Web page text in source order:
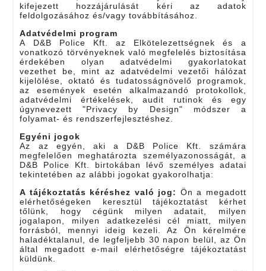
kifejezett hozzájárulását kéri az adatok
feldolgozásához és/vagy továbbításához.
Adatvédelmi program
A D&B Police Kft. az Elkötelezettségnek és a
vonatkozó törvényeknek való megfelelés biztosítása
érdekében olyan adatvédelmi gyakorlatokat
vezethet be, mint az adatvédelmi vezetői hálózat
kijelölése, oktató és tudatosságnövelő programok,
az események esetén alkalmazandó protokollok,
adatvédelmi értékelések, audit rutinok és egy
úgynevezett "Privacy by Design" módszer a
folyamat- és rendszerfejlesztéshez.
Egyéni jogok
Az az egyén, aki a D&B Police Kft. számára
megfelelően meghatározta személyazonosságát, a
D&B Police Kft. birtokában lévő személyes adatai
tekintetében az alábbi jogokat gyakorolhatja:
A tájékoztatás kéréshez való jog: Ön a megadott
elérhetőségeken keresztül tájékoztatást kérhet
tőlünk, hogy cégünk milyen adatait, milyen
jogalapon, milyen adatkezelési cél miatt, milyen
forrásból, mennyi ideig kezeli. Az Ön kérelmére
haladéktalanul, de legfeljebb 30 napon belül, az Ön
által megadott e-mail elérhetőségre tájékoztatást
küldünk.